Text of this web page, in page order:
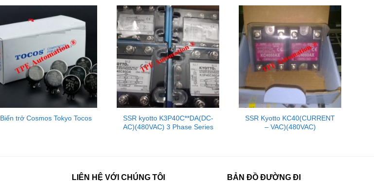
Biến trở Cosmos Tokyo Tocos
SSR kyotto K3P40C**DA(DC-
AC)(480VAC) 3 Phase Series
SSR Kyotto KC40(CURRENT
– VAC)(480VAC)
LIÊN HỆ VỚI CHÚNG TÔI BẢN ĐỒ ĐƯỜNG ĐI